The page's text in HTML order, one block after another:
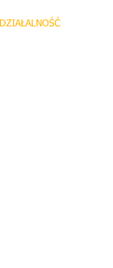
DZIAŁALNOŚĆ